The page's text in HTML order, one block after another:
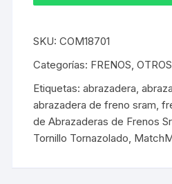
de
Sram
MatchMaker
Tornazolado
(Par)
cantidad
SKU:COM18701
Categorías: FRENOS,OTROS
Etiquetas:abrazadera,
abrazadera de freno sram,
de Abrazaderas de Frenos
Tornillo Tornazolado,